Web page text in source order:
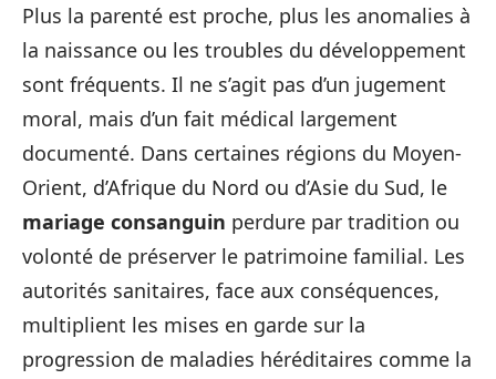
Plus la parenté est proche, plus les anomalies à
la naissance ou les troubles du développement
sont fréquents. Il ne s’agit pas d’un jugement
moral, mais d’un fait médical largement
documenté. Dans certaines régions du Moyen-
Orient, d’Afrique du Nord ou d’Asie du Sud, le
mariage consanguin perdure par tradition ou
volonté de préserver le patrimoine familial. Les
autorités sanitaires, face aux conséquences,
multiplient les mises en garde sur la
progression de maladies héréditaires comme la